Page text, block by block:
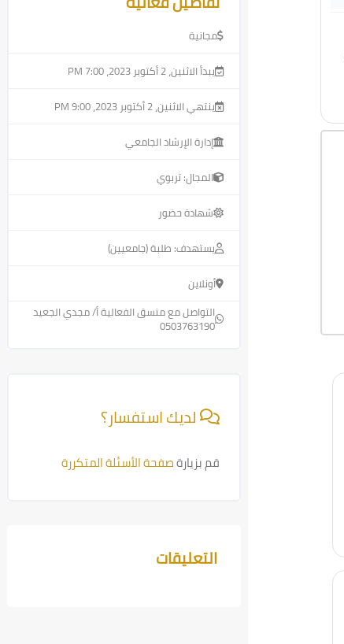
مجانية
يبدأ الاثنين، 2 أكتوبر 2023، 7:00 PM
ينتهي الاثنين، 2 أكتوبر 2023، 9:00 PM
إدارة الإرشاد الجامعي
المجال: تربوي
شهادة حضور
يستهدف: طلبة (جامعيين)
أونلاين
التواصل مع منسق الفعالية أ/ مجدي الجعيد
0503763190
لديك استفسار؟
قم بزيارةصفحة الأسئلة المتكررة
تجاوز التعليقات
التعليقات